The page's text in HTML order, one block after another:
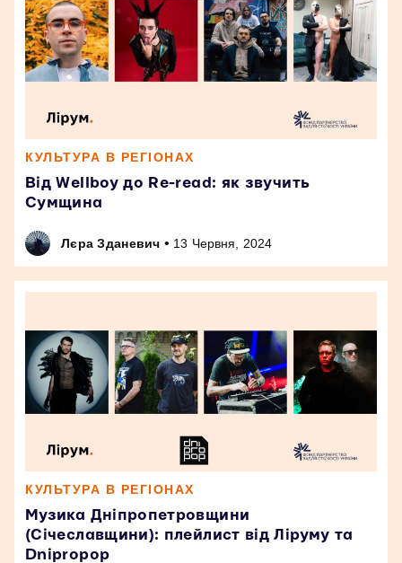
КУЛЬТУРА В РЕГІОНАХ
Від Wellboy до Re-read: як звучить
Сумщина
Лєра Зданевич • 13 Червня, 2024
КУЛЬТУРА В РЕГІОНАХ
Музика Дніпропетровщини
(Січеславщини): плейлист від Ліруму та
Dnipropop